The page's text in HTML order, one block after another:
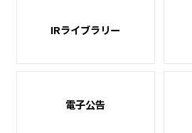
IRライブラリー
電子公告